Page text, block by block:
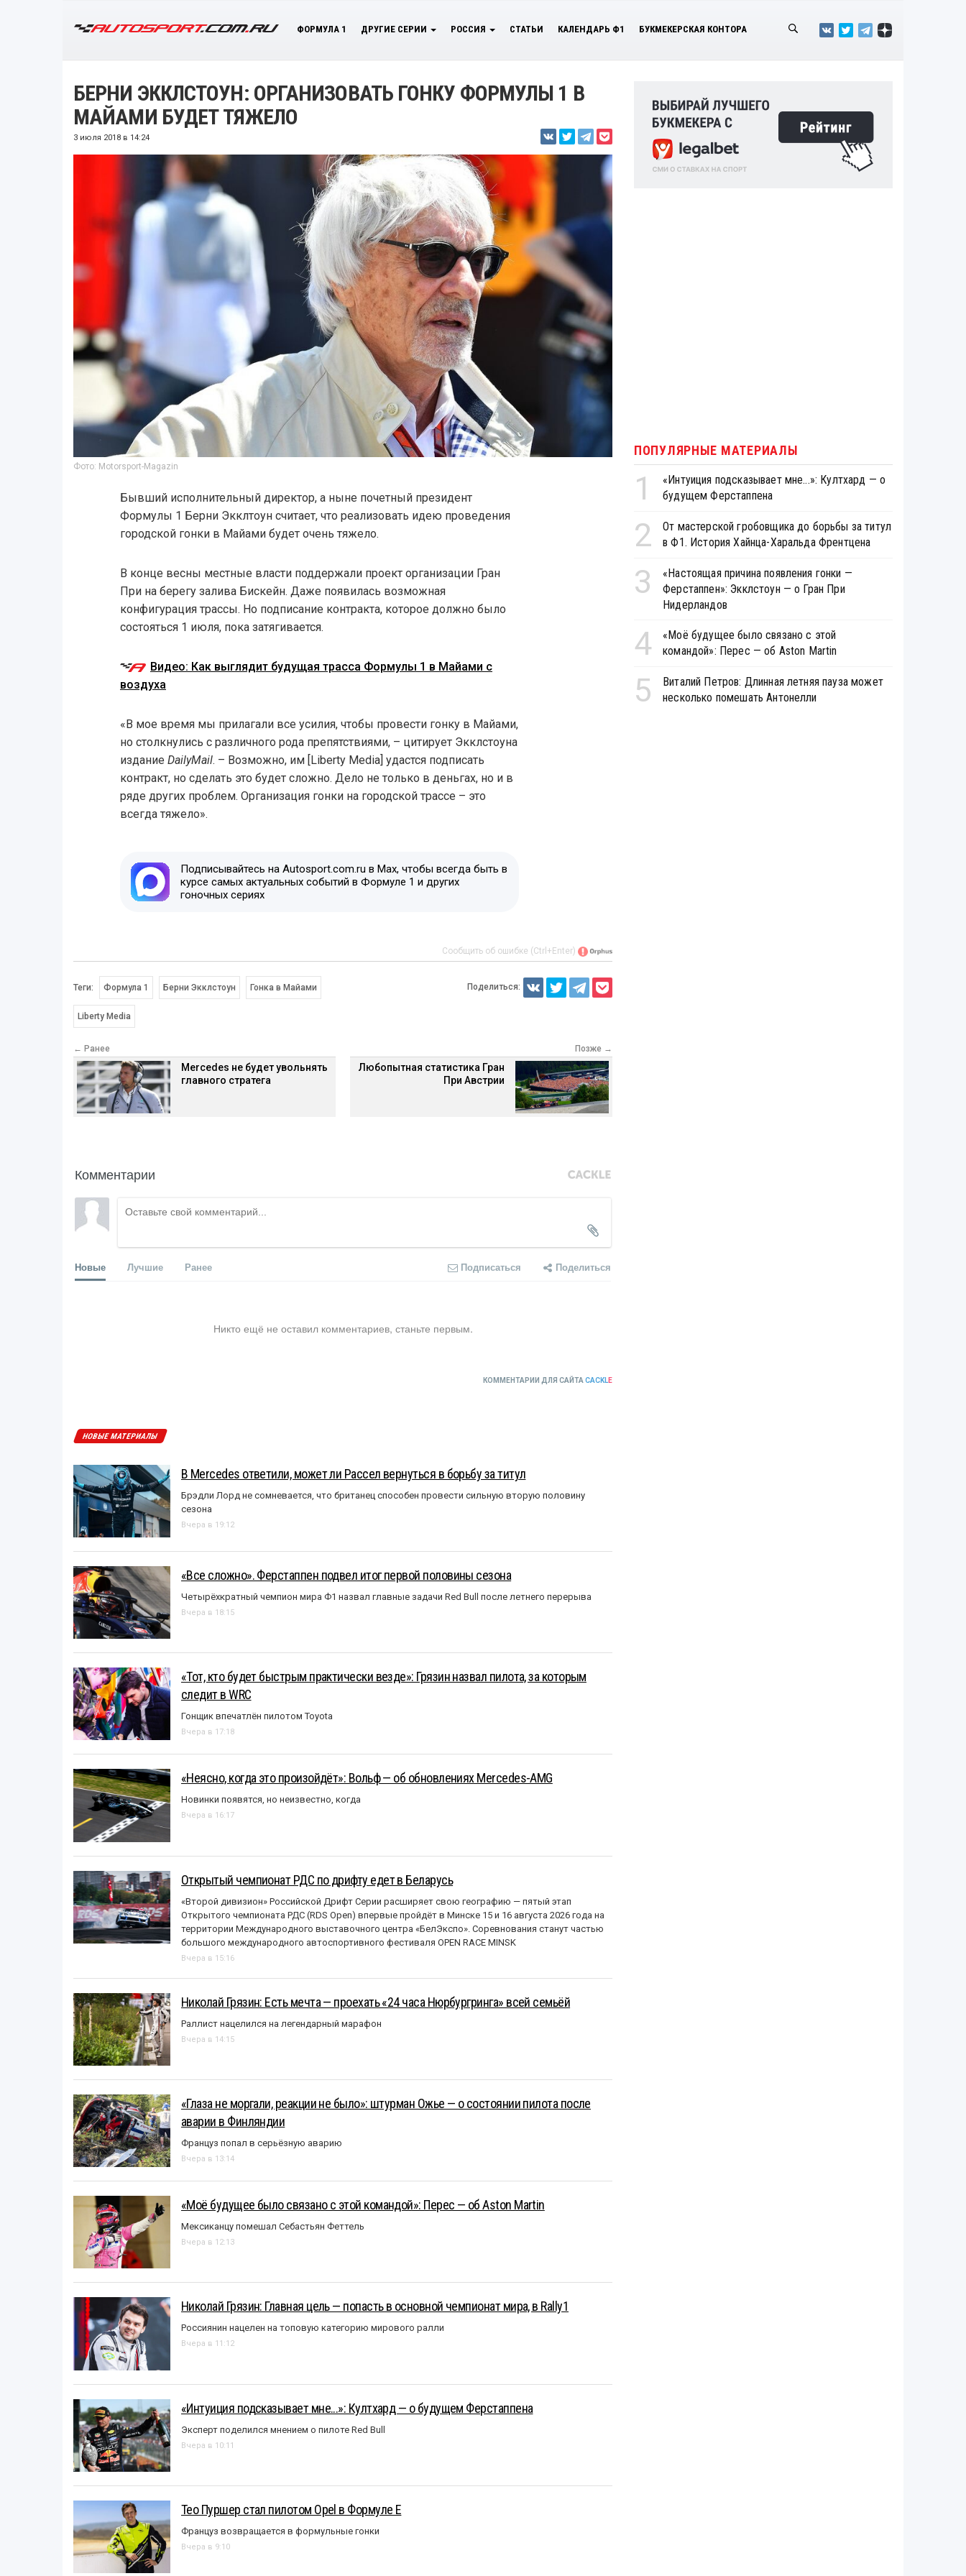
ФОРМУЛА 1 ДРУГИЕ СЕРИИ РОССИЯ СТАТЬИ КАЛЕНДАРЬ Ф1 БУКМЕКЕРСКАЯ КОНТОРА
БЕРНИ ЭККЛСТОУН: ОРГАНИЗОВАТЬ ГОНКУ ФОРМУЛЫ 1 В
МАЙАМИ БУДЕТ ТЯЖЕЛО
3 июля 2018 в 14:24
Фото: Motorsport-Magazin
Бывший исполнительный директор, а ныне почетный президент
Формулы 1 Берни Экклтоун считает, что реализовать идею проведения
городской гонки в Майами будет очень тяжело.
В конце весны местные власти поддержали проект организации Гран
При на берегу залива Бискейн. Даже появилась возможная
конфигурация трассы. Но подписание контракта, которое должно было
состояться 1 июля, пока затягивается.
Видео: Как выглядит будущая трасса Формулы 1 в Майами с
воздуха
«В мое время мы прилагали все усилия, чтобы провести гонку в Майами,
но столкнулись с различного рода препятствиями, – цитирует Экклстоуна
издание DailyMail. – Возможно, им [Liberty Media] удастся подписать
контракт, но сделать это будет сложно. Дело не только в деньгах, но и в
ряде других проблем. Организация гонки на городской трассе – это
всегда тяжело».
Подписывайтесь на Autosport.com.ru в Max, чтобы всегда быть в
курсе самых актуальных событий в Формуле 1 и других
гоночных сериях
Сообщить об ошибке (Ctrl+Enter)
Теги: Формула 1 Берни Экклстоун Гонка в Майами
Liberty Media
Поделиться:
← Ранее
Mercedes не будет увольнять
главного стратега
Позже →
Любопытная статистика Гран
При Австрии
Комментарии
Новые Лучшие Ранее Подписаться Поделиться
Никто ещё не оставил комментариев, станьте первым.
КОММЕНТАРИИ ДЛЯ САЙТА CACKLE
НОВЫЕ МАТЕРИАЛЫ
В Mercedes ответили, может ли Рассел вернуться в борьбу за титул
Брэдли Лорд не сомневается, что британец способен провести сильную вторую половину
сезона
Вчера в 19:12
«Все сложно». Ферстаппен подвел итог первой половины сезона
Четырёхкратный чемпион мира Ф1 назвал главные задачи Red Bull после летнего перерыва
Вчера в 18:15
«Тот, кто будет быстрым практически везде»: Грязин назвал пилота, за которым
следит в WRC
Гонщик впечатлён пилотом Toyota
Вчера в 17:18
«Неясно, когда это произойдёт»: Вольф — об обновлениях Mercedes-AMG
Новинки появятся, но неизвестно, когда
Вчера в 16:17
Открытый чемпионат РДС по дрифту едет в Беларусь
«Второй дивизион» Российской Дрифт Серии расширяет свою географию — пятый этап
Открытого чемпионата РДС (RDS Open) впервые пройдёт в Минске 15 и 16 августа 2026 года на
территории Международного выставочного центра «БелЭкспо». Соревнования станут частью
большого международного автоспортивного фестиваля OPEN RACE MINSK
Вчера в 15:16
Николай Грязин: Есть мечта — проехать «24 часа Нюрбургринга» всей семьёй
Раллист нацелился на легендарный марафон
Вчера в 14:15
«Глаза не моргали, реакции не было»: штурман Ожье — о состоянии пилота после
аварии в Финляндии
Француз попал в серьёзную аварию
Вчера в 13:14
«Моё будущее было связано с этой командой»: Перес — об Aston Martin
Мексиканцу помешал Себастьян Феттель
Вчера в 12:13
Николай Грязин: Главная цель — попасть в основной чемпионат мира, в Rally1
Россиянин нацелен на топовую категорию мирового ралли
Вчера в 11:12
«Интуиция подсказывает мне...»: Култхард — о будущем Ферстаппена
Эксперт поделился мнением о пилоте Red Bull
Вчера в 10:11
Тео Пуршер стал пилотом Opel в Формуле Е
Француз возвращается в формульные гонки
Вчера в 9:10
ПОПУЛЯРНЫЕ МАТЕРИАЛЫ
1
«Интуиция подсказывает мне...»: Култхард — о
будущем Ферстаппена
2
От мастерской гробовщика до борьбы за титул
в Ф1. История Хайнца-Харальда Френтцена
3
«Настоящая причина появления гонки —
Ферстаппен»: Экклстоун — о Гран При
Нидерландов
4
«Моё будущее было связано с этой
командой»: Перес — об Aston Martin
5
Виталий Петров: Длинная летняя пауза может
несколько помешать Антонелли